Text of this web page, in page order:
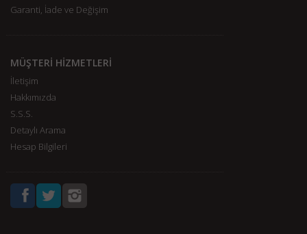
Garanti, İade ve Değişim
MÜŞTERİ HİZMETLERİ
İletişim
Hakkımızda
S.S.S.
Detaylı Arama
Hesap Bilgileri